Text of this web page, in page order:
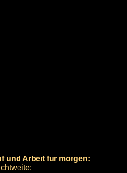
und Arbeit für morgen: